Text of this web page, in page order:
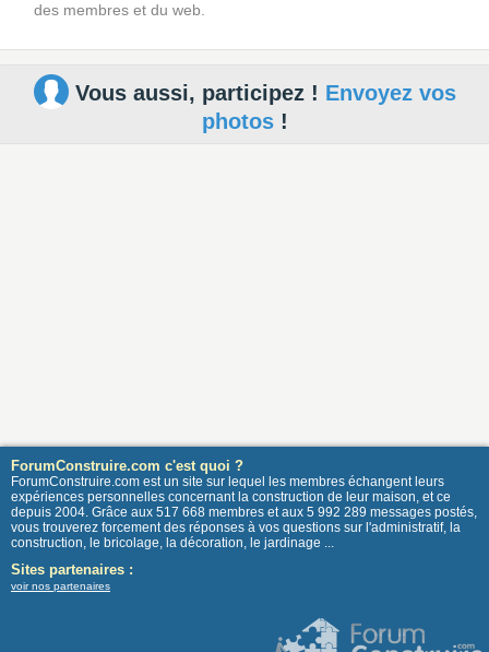
des membres et du web.
Vous aussi, participez ! Envoyez vos
photos!
ForumConstruire.com c'est quoi ?
ForumConstruire.com est un site sur lequel les membres échangent leurs
expériences personnelles concernant la construction de leur maison, et ce
depuis 2004. Grâce aux 517 668 membres et aux 5 992 289 messages postés,
vous trouverez forcement des réponses à vos questions sur l'administratif, la
construction, le bricolage, la décoration, le jardinage ...
Sites partenaires :
voir nos partenaires